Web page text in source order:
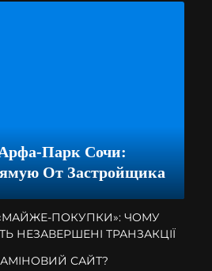
Парк Сочи:
От Застройщика
ПОКУПКИ»: ЧОМУ
НЕЗАВЕРШЕНІ ТРАНЗАКЦІЇ
САЙТ?